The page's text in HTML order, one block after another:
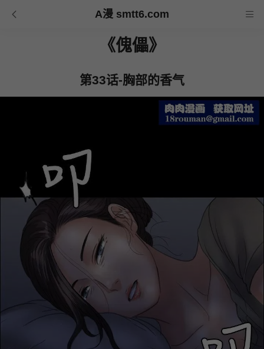
A漫 smtt6.com
《傀儡》
第33话-胸部的香气